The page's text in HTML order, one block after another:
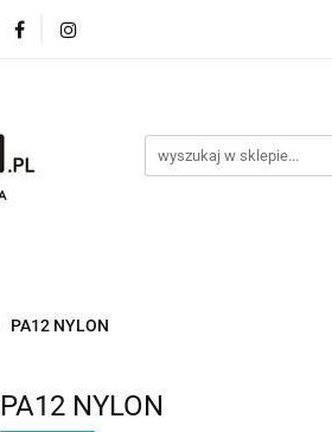
Bestsellery
PA12 NYLON
PA12 NYLON